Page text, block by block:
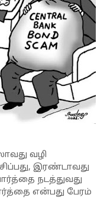
வழி
இரண்டாவது
நடத்துவது
என்பது பேரம்